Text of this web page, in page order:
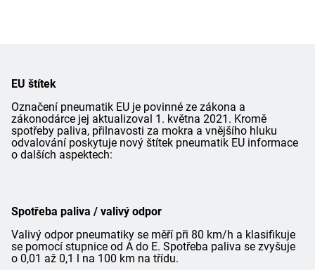
EU štítek
Označení pneumatik EU je povinné ze zákona a
zákonodárce jej aktualizoval 1. května 2021. Kromě
spotřeby paliva, přilnavosti za mokra a vnějšího hluku
odvalování poskytuje nový štítek pneumatik EU informace
o dalších aspektech:
Spotřeba paliva / valivý odpor
Valivý odpor pneumatiky se měří při 80 km/h a klasifikuje
se pomocí stupnice od A do E. Spotřeba paliva se zvyšuje
o 0,01 až 0,1 l na 100 km na třídu.